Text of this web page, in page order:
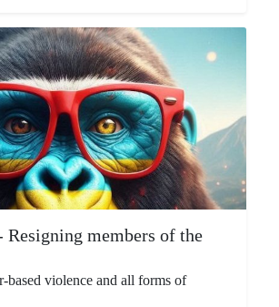
Resigning members of the
based violence and all forms of